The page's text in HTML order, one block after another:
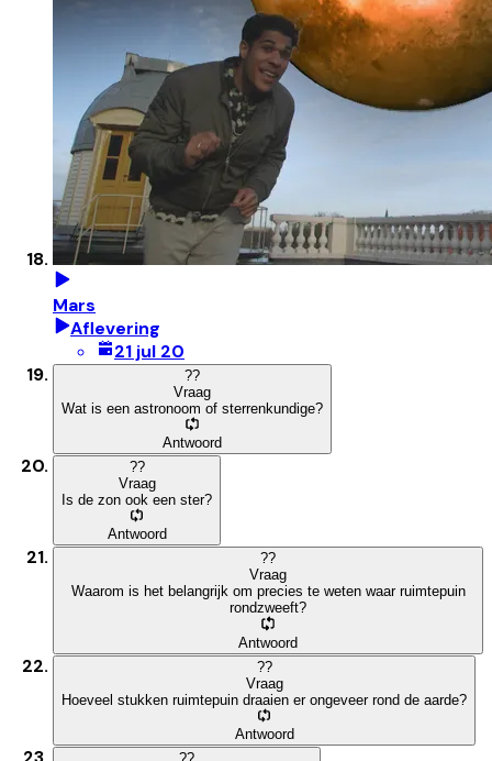
Mars
Aflevering
21 jul 20
??
Vraag
Wat is een astronoom of sterrenkundige?
Antwoord
??
Vraag
Is de zon ook een ster?
Antwoord
??
Vraag
Waarom is het belangrijk om precies te weten waar ruimtepuin
rondzweeft?
Antwoord
??
Vraag
Hoeveel stukken ruimtepuin draaien er ongeveer rond de aarde?
Antwoord